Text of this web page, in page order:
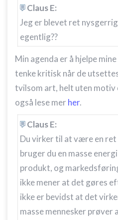
Claus E:
Jeg er blevet ret
egentlig??
Min agenda er å hjelpe
tenke kritisk når de
tvilsom art, helt uten motiv
også lese mer her.
Claus E:
Du virker til at være en
bruger du en masse
produkt, og
ikke mener at det gøres
ikke er bevidst at det
masse mennesker